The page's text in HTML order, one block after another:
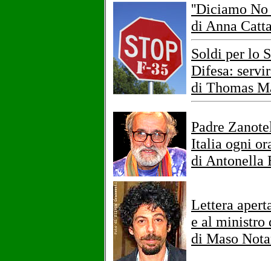
''Diciamo
di Anna
Soldi per lo
Difesa:
di Thomas
Padre
Italia ogni
di Antonella
Lettera
e al ministro
di Maso